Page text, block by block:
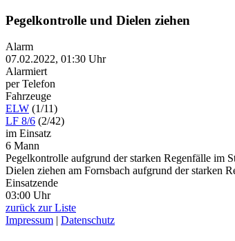
Pegelkontrolle und Dielen ziehen
Alarm
07.02.2022, 01:30 Uhr
Alarmiert
per Telefon
Fahrzeuge
ELW (1/11)
LF 8/6 (2/42)
im Einsatz
6 Mann
Pegelkontrolle aufgrund der starken Regenfälle im
Dielen ziehen am Fornsbach aufgrund der starken
Einsatzende
03:00 Uhr
zurück zur Liste
Impressum | Datenschutz